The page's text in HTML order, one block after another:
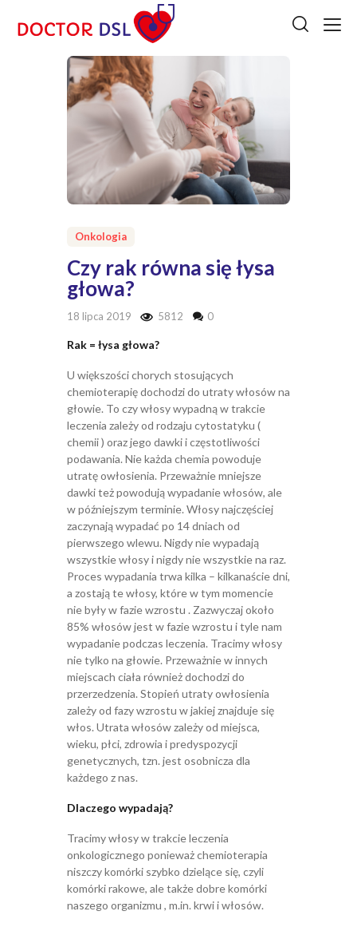
Onkologia
Czy rak równa się łysa
głowa?
18 lipca 2019 5812 0
Rak = łysa głowa?
U większości chorych stosujących
chemioterapię dochodzi do utraty włosów na
głowie. To czy włosy wypadną w trakcie
leczenia zależy od rodzaju cytostatyku (
chemii ) oraz jego dawki i częstotliwości
podawania. Nie każda chemia powoduje
utratę owłosienia. Przeważnie mniejsze
dawki też powodują wypadanie włosów, ale
w późniejszym terminie. Włosy najczęściej
zaczynają wypadać po 14 dniach od
pierwszego wlewu. Nigdy nie wypadają
wszystkie włosy i nigdy nie wszystkie na raz.
Proces wypadania trwa kilka – kilkanaście dni,
a zostają te włosy, które w tym momencie
nie były w fazie wzrostu . Zazwyczaj około
85% włosów jest w fazie wzrostu i tyle nam
wypadanie podczas leczenia. Tracimy włosy
nie tylko na głowie. Przeważnie w innych
miejscach ciała również dochodzi do
przerzedzenia. Stopień utraty owłosienia
zależy od fazy wzrostu w jakiej znajduje się
włos. Utrata włosów zależy od miejsca,
wieku, płci, zdrowia i predyspozycji
genetycznych, tzn. jest osobnicza dla
każdego z nas.
Dlaczego wypadają?
Tracimy włosy w trakcie leczenia
onkologicznego ponieważ chemioterapia
niszczy komórki szybko dzielące się, czyli
komórki rakowe, ale także dobre komórki
naszego organizmu , m.in. krwi i włosów.